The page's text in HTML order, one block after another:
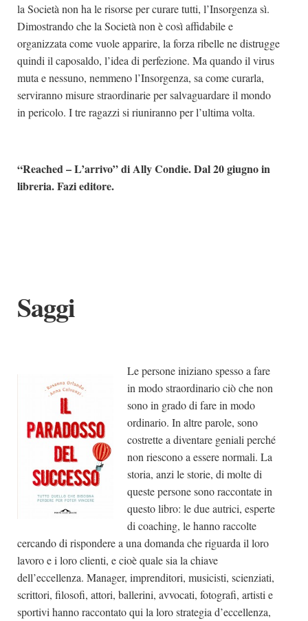
la Società non ha le risorse per curare tutti, l’Insorgenza sì.
Dimostrando che la Società non è così affidabile e
organizzata come vuole apparire, la forza ribelle ne distrugge
quindi il caposaldo, l’idea di perfezione. Ma quando il virus
muta e nessuno, nemmeno l’Insorgenza, sa come curarla,
serviranno misure straordinarie per salvaguardare il mondo
in pericolo. I tre ragazzi si riuniranno per l’ultima volta.
“Reached – L’arrivo” diAlly Condie. Dal 20 giugno in
libreria. Fazi editore.
Saggi
Le persone iniziano spesso a fare
in modo straordinario ciò che non
sono in grado di fare in modo
ordinario. In altre parole, sono
costrette a diventare geniali perché
non riescono a essere normali. La
storia, anzi le storie, di molte di
queste persone sono raccontate in
questo libro: le due autrici, esperte
di coaching, le hanno raccolte
cercando di rispondere a una domanda che riguarda il loro
lavoro e i loro clienti, e cioè quale sia la chiave
dell’eccellenza. Manager, imprenditori, musicisti, scienziati,
scrittori, filosofi, attori, ballerini, avvocati, fotografi, artisti e
sportivi hanno raccontato qui la loro strategia d’eccellenza,